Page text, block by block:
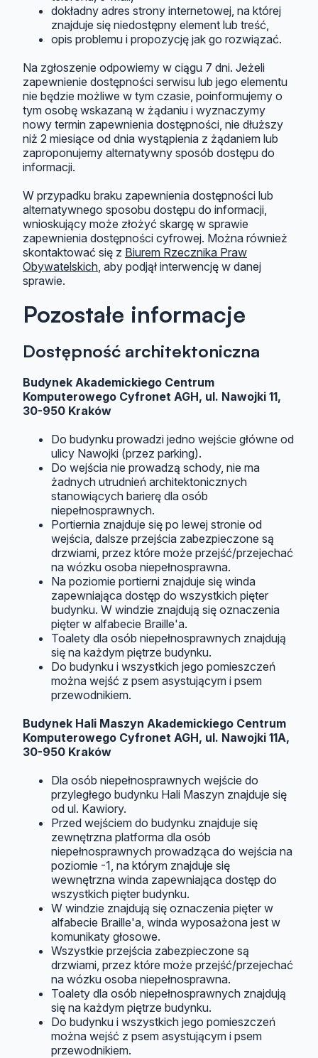
dokładny adres strony internetowej, na której
znajduje się niedostępny element lub treść,
opis problemu i propozycję jak go rozwiązać.
Na zgłoszenie odpowiemy w ciągu 7 dni. Jeżeli
zapewnienie dostępności serwisu lub jego elementu
nie będzie możliwe w tym czasie, poinformujemy o
tym osobę wskazaną w żądaniu i wyznaczymy
nowy termin zapewnienia dostępności, nie dłuższy
niż 2 miesiące od dnia wystąpienia z żądaniem lub
zaproponujemy alternatywny sposób dostępu do
informacji.
W przypadku braku zapewnienia dostępności lub
alternatywnego sposobu dostępu do informacji,
wnioskujący może złożyć skargę w sprawie
zapewnienia dostępności cyfrowej. Można również
skontaktować się z Biurem Rzecznika Praw
Obywatelskich, aby podjął interwencję w danej
sprawie.
Pozostałe informacje
Dostępność architektoniczna
Budynek Akademickiego Centrum
Komputerowego Cyfronet AGH, ul. Nawojki 11,
30-950 Kraków
Do budynku prowadzi jedno wejście główne od
ulicy Nawojki (przez parking).
Do wejścia nie prowadzą schody, nie ma
żadnych utrudnień architektonicznych
stanowiących barierę dla osób
niepełnosprawnych.
Portiernia znajduje się po lewej stronie od
wejścia, dalsze przejścia zabezpieczone są
drzwiami, przez które może przejść/przejechać
na wózku osoba niepełnosprawna.
Na poziomie portierni znajduje się winda
zapewniająca dostęp do wszystkich pięter
budynku. W windzie znajdują się oznaczenia
pięter w alfabecie Braille'a.
Toalety dla osób niepełnosprawnych znajdują
się na każdym piętrze budynku.
Do budynku i wszystkich jego pomieszczeń
można wejść z psem asystującym i psem
przewodnikiem.
Budynek Hali Maszyn Akademickiego Centrum
Komputerowego Cyfronet AGH, ul. Nawojki 11A,
30-950 Kraków
Dla osób niepełnosprawnych wejście do
przyległego budynku Hali Maszyn znajduje się
od ul. Kawiory.
Przed wejściem do budynku znajduje się
zewnętrzna platforma dla osób
niepełnosprawnych prowadząca do wejścia na
poziomie -1, na którym znajduje się
wewnętrzna winda zapewniająca dostęp do
wszystkich pięter budynku.
W windzie znajdują się oznaczenia pięter w
alfabecie Braille'a, winda wyposażona jest w
komunikaty głosowe.
Wszystkie przejścia zabezpieczone są
drzwiami, przez które może przejść/przejechać
na wózku osoba niepełnosprawna.
Toalety dla osób niepełnosprawnych znajdują
się na każdym piętrze budynku.
Do budynku i wszystkich jego pomieszczeń
można wejść z psem asystującym i psem
przewodnikiem.